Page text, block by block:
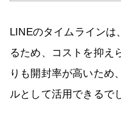
LINEのタイムライン
るため、コストを抑え
りも開封率が高いため
ルとして活用できるで